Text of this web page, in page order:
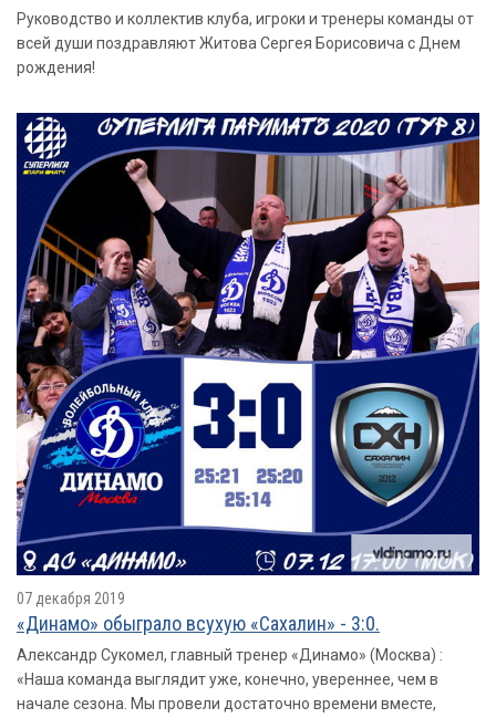
Руководство и коллектив клуба, игроки и тренеры команды от
всей души поздравляют Житова Сергея Борисовича с Днем
рождения!
07 декабря 2019
«Динамо» обыграло всухую «Сахалин» - 3:0.
Александр Сукомел, главный тренер «Динамо» (Москва) :
«Наша команда выглядит уже, конечно, увереннее, чем в
начале сезона. Мы провели достаточно времени вместе,